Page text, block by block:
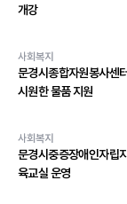
개강
사회복지
문경시종합자원봉사센
시원한 물품 지원
사회복지
문경시중증장애인자립
육교실 운영